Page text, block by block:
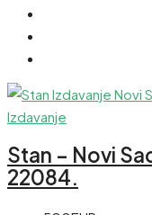
Izdavanje
Stan – Novi
22084.